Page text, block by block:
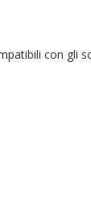
con gli